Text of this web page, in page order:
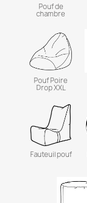
Pouf de
chambre
Pouf Poire
Drop XXL
Fauteuil pouf